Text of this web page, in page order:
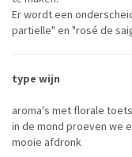
Er wordt een
partielle" en "rosé de
type wijn
aroma's met florale
in de mond proeven we
mooie afdronk